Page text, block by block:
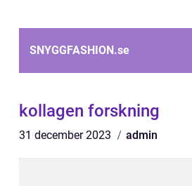
SNYGGFASHION.se
kollagen forskning
31 december 2023 admin